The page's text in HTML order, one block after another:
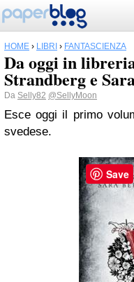
HOME › LIBRI › FANTASCIENZA
Da oggi in
Strandberg e
Da Selly82 @SellyMoon
Esce oggi il primo
svedese.
Save